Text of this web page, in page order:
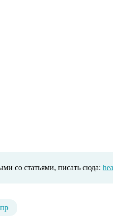
со статьями, писать сюда: